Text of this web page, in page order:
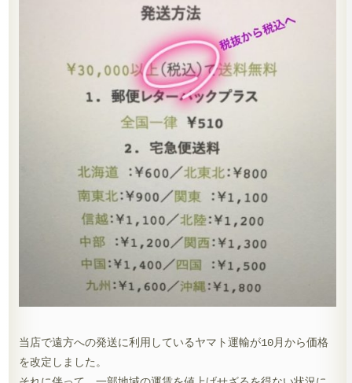
当店で遠方への発送に利用しているヤマト運輸が10月から価格
を改定しました。